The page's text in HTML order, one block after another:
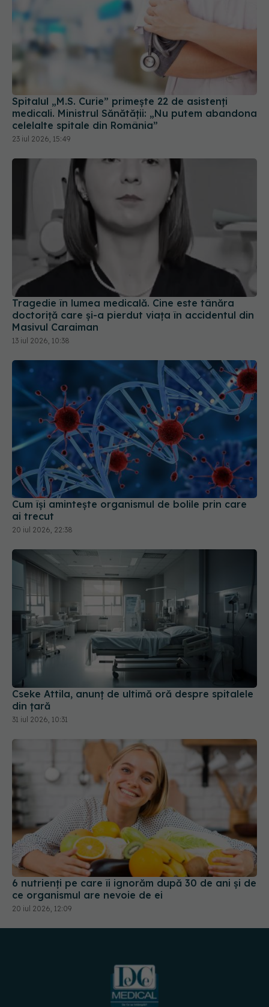
Spitalul „M.S. Curie” primește 22 de asistenți
medicali. Ministrul Sănătății: „Nu putem abandona
celelalte spitale din România”
23 iul 2026, 15:49
Tragedie în lumea medicală. Cine este tânăra
doctoriță care și-a pierdut viața în accidentul din
Masivul Caraiman
13 iul 2026, 10:38
Cum își amintește organismul de bolile prin care
ai trecut
20 iul 2026, 22:38
Cseke Attila, anunț de ultimă oră despre spitalele
din țară
31 iul 2026, 10:31
6 nutrienți pe care îi ignorăm după 30 de ani și de
ce organismul are nevoie de ei
20 iul 2026, 12:09
URMĂREȘTE-NE PE: